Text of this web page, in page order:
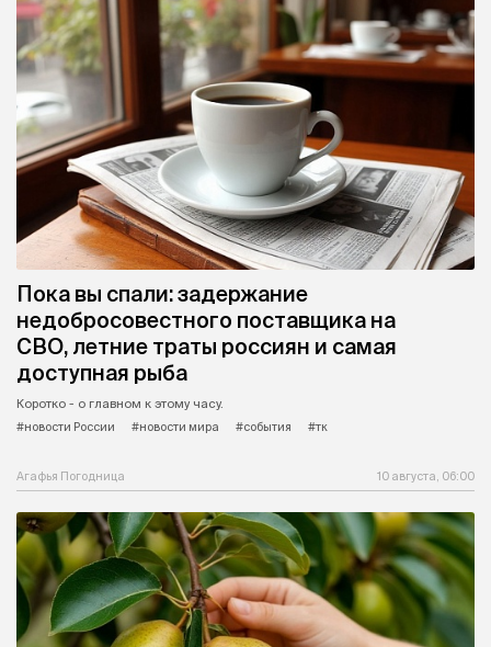
Пока вы спали: задержание
недобросовестного поставщика на
СВО, летние траты россиян и самая
доступная рыба
Коротко - о главном к этому часу.
#новости России
#новости мира #события #тк
Агафья Погодница 10 августа, 06:00